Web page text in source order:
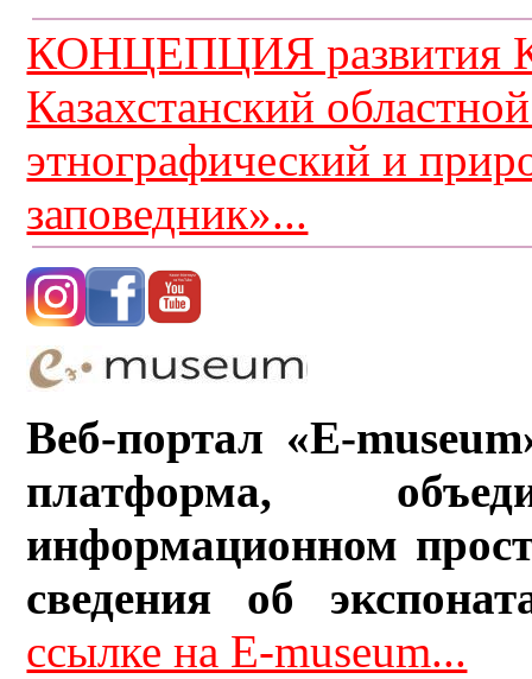
КОНЦЕПЦИЯ развития
Казахстанский
этнографический и
заповедник»...
Веб-портал «E-
платформа,
информационном
сведения об
ссылке на E-museum...